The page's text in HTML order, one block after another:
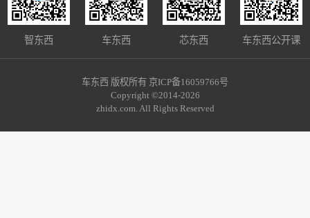
智东西 车东西 芯东西 车东西公开课
车东西 版权所有 京ICP备16059766号
Copyright ©2014-2026
zhidx.com. All Rights Reserved